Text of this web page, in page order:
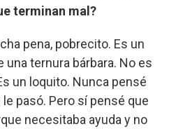
terminan mal?
pena, pobrecito. Es un
una ternura bárbara. No es
un loquito. Nunca pensé
pasó. Pero sí pensé que
necesitaba ayuda y no